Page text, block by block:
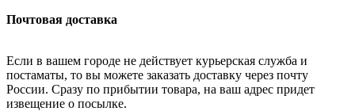
Почтовая доставка
Если в вашем городе не действует курьерская служба и
постаматы, то вы можете заказать доставку через почту
России. Сразу по прибытии товара, на ваш адрес придет
извещение о посылке.